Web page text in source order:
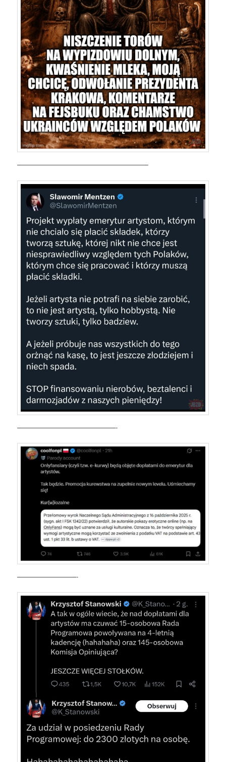
————————————————————
———————————————-
—————————-